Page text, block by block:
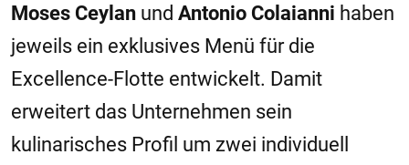
Moses Ceylan und Antonio Colaianni haben
jeweils ein exklusives Menü für die
Excellence-Flotte entwickelt. Damit
erweitert das Unternehmen sein
kulinarisches Profil um zwei individuell